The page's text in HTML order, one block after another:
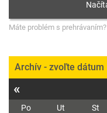
Máte problém s prehrávaním?
Archív - zvoľte dátum
«
Po Ut St